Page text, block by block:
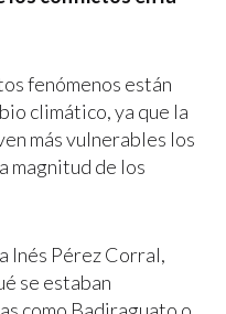
fenómenos están
climático, ya que la
más vulnerables los
magnitud de los
Inés Pérez Corral,
se estaban